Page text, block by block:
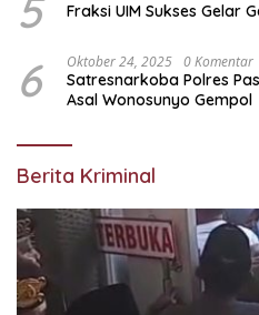
Juli 23, 2026
Keluarga Korban Kecewa Berat
Pembunuhan Berencana Ustaz
Jauh dari Rasa Keadilan
Juli 23, 2026
Beredar Kabar Pengerahan
Tegaskan Intervensi Masa Adalah